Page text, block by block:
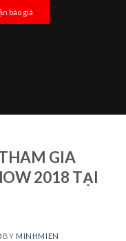
báo giá
GIA
2018 TẠI
BY MINHMIEN